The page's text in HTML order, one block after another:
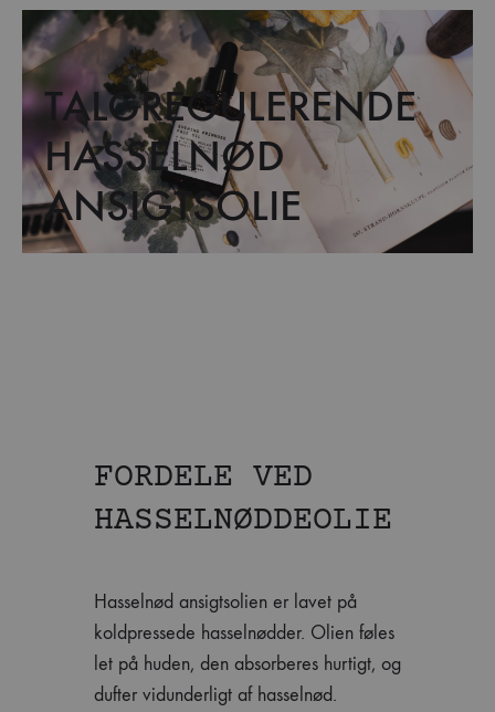
TALGREGULERENDE
HASSELNØD
ANSIGTSOLIE
FORDELE VED
HASSELNØDDEOLIE
Hasselnød ansigtsolien er lavet på
koldpressede hasselnødder. Olien føles
let på huden, den absorberes hurtigt, og
dufter vidunderligt af hasselnød.